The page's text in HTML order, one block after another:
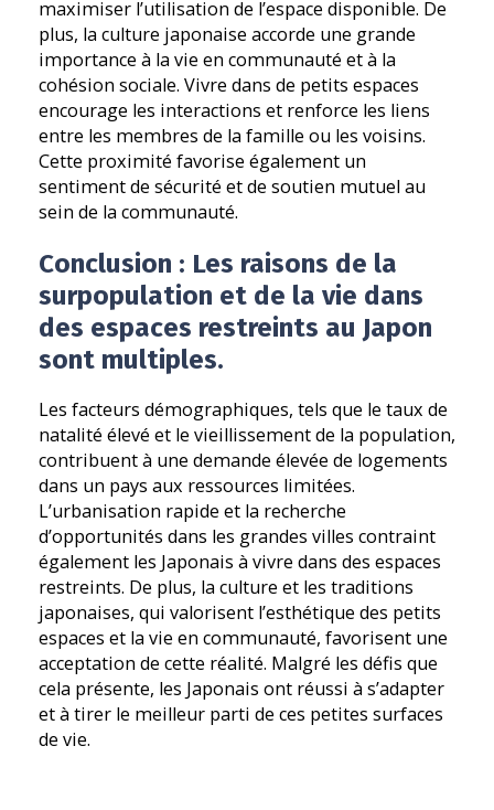
maximiser l’utilisation de l’espace disponible. De
plus, la culture japonaise accorde une grande
importance à la vie en communauté et à la
cohésion sociale. Vivre dans de petits espaces
encourage les interactions et renforce les liens
entre les membres de la famille ou les voisins.
Cette proximité favorise également un
sentiment de sécurité et de soutien mutuel au
sein de la communauté.
Conclusion : Les raisons de la
surpopulation et de la vie dans
des espaces restreints au Japon
sont multiples.
Les facteurs démographiques, tels que le taux de
natalité élevé et le vieillissement de la population,
contribuent à une demande élevée de logements
dans un pays aux ressources limitées.
L’urbanisation rapide et la recherche
d’opportunités dans les grandes villes contraint
également les Japonais à vivre dans des espaces
restreints. De plus, la culture et les traditions
japonaises, qui valorisent l’esthétique des petits
espaces et la vie en communauté, favorisent une
acceptation de cette réalité. Malgré les défis que
cela présente, les Japonais ont réussi à s’adapter
et à tirer le meilleur parti de ces petites surfaces
de vie.